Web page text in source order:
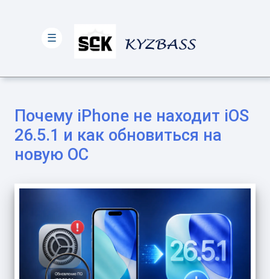
Почему iPhone не находит iOS
26.5.1 и как обновиться на
новую ОС
☰